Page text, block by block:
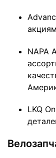
NAPA
LKQ